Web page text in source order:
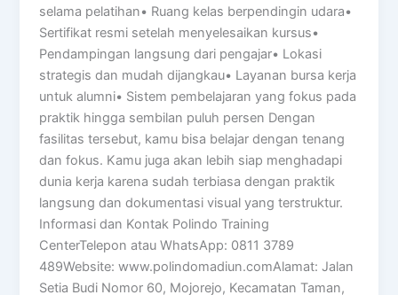
selama pelatihan• Ruang kelas berpendingin udara•
Sertifikat resmi setelah menyelesaikan kursus•
Pendampingan langsung dari pengajar• Lokasi
strategis dan mudah dijangkau• Layanan bursa kerja
untuk alumni• Sistem pembelajaran yang fokus pada
praktik hingga sembilan puluh persen Dengan
fasilitas tersebut, kamu bisa belajar dengan tenang
dan fokus. Kamu juga akan lebih siap menghadapi
dunia kerja karena sudah terbiasa dengan praktik
langsung dan dokumentasi visual yang terstruktur.
Informasi dan Kontak Polindo Training
CenterTelepon atau WhatsApp: 0811 3789
489Website: www.polindomadiun.comAlamat: Jalan
Setia Budi Nomor 60, Mojorejo, Kecamatan Taman,